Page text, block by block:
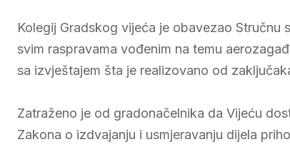
Kolegij Gradskog vijeća je obavezao
svim raspravama vođenim na temu
sa izvještajem šta je realizovano od
Zatraženo je od gradonačelnika da Vijeću
Zakona o izdvajanju i usmjeravanju dijela